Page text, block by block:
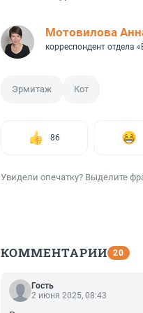
Мотовилова
корреспондент отдела
Эрмитаж Кот
86
Увидели опечатку? Выделите
КОММЕНТАРИИ 20
Гость
2 июня 2025, 08:43